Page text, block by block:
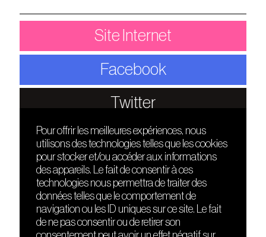
Site Internet
Facebook
Twitter
DÉCOUVRIR
Le lieu
Contact
Presse
Cours de DJing
TMLAB
FRIENDS
Nuits sonores
HEAT
Hôtel71
La Gaîté Lyrique
Pour offrir les meilleures expériences, nous
utilisons des technologies telles que les cookies
pour stocker et/ou accéder aux informations
des appareils. Le fait de consentir à ces
technologies nous permettra de traiter des
données telles que le comportement de
navigation ou les ID uniques sur ce site. Le fait
de ne pas consentir ou de retirer son